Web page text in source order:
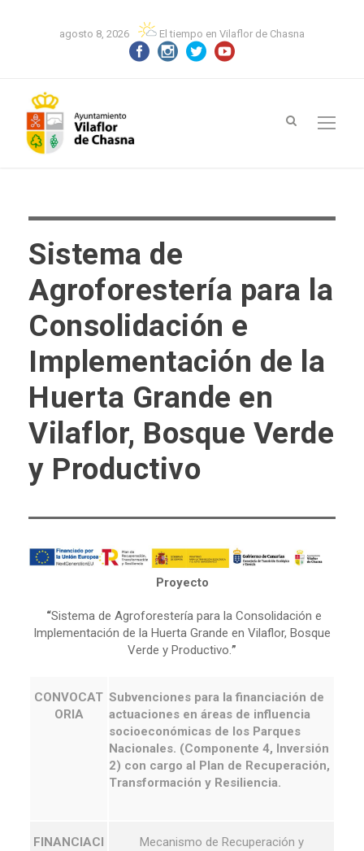
agosto 8, 2026 El tiempo en Vilaflor de Chasna
Sistema de
Agroforestería para la
Consolidación e
Implementación de la
Huerta Grande en
Vilaflor, Bosque Verde
y Productivo
Proyecto
“Sistema de Agroforestería para la Consolidación e
Implementación de la Huerta Grande en Vilaflor, Bosque
Verde y Productivo.”
CONVOCAT
ORIA
Subvenciones para la financiación de
actuaciones en áreas de influencia
socioeconómicas de los Parques
Nacionales. (Componente 4, Inversión
2) con cargo al Plan de Recuperación,
Transformación y Resiliencia.
FINANCIACI
Mecanismo de Recuperación y